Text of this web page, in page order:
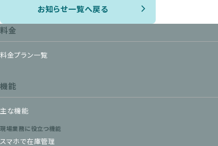
お知らせ一覧へ戻る
料金
料金プラン一覧
機能
主な機能
現場業務に役立つ機能
スマホで在庫管理